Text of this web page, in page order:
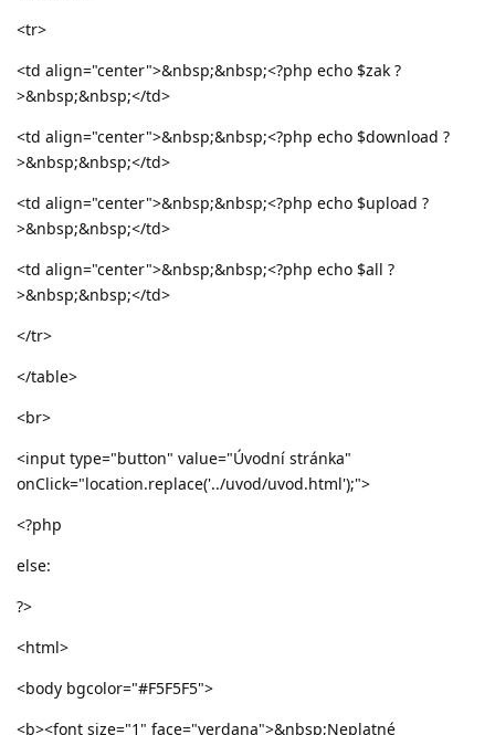
<tr>
<td align="center">&nbsp;&nbsp;<?php echo $zak ?
>&nbsp;&nbsp;</td>
<td align="center">&nbsp;&nbsp;<?php echo $download ?
>&nbsp;&nbsp;</td>
<td align="center">&nbsp;&nbsp;<?php echo $upload ?
>&nbsp;&nbsp;</td>
<td align="center">&nbsp;&nbsp;<?php echo $all ?
>&nbsp;&nbsp;</td>
</tr>
</table>
<br>
<input type="button" value="Úvodní stránka"
onClick="location.replace('../uvod/uvod.html');">
<?php
else:
?>
<html>
<body bgcolor="#F5F5F5">
<b><font size="1" face="verdana">&nbsp;Neplatné